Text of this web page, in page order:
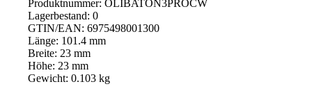
Produktnummer: OLIBATON3PROCW
Lagerbestand: 0
GTIN/EAN: 6975498001300
Länge: 101.4 mm
Breite: 23 mm
Höhe: 23 mm
Gewicht: 0.103 kg